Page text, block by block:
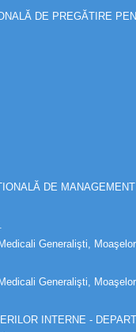
DE PREGĂTIRE
DE
Generalişti,
Generalişti,
INTERNE -